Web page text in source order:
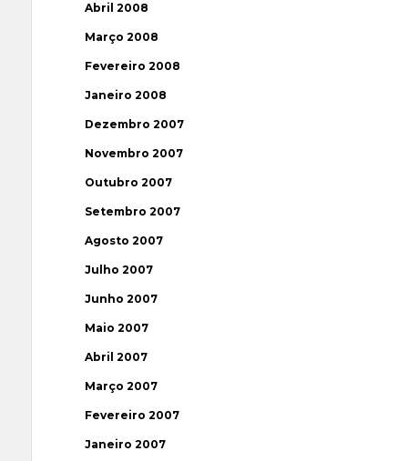
Abril 2008
Março 2008
Fevereiro 2008
Janeiro 2008
Dezembro 2007
Novembro 2007
Outubro 2007
Setembro 2007
Agosto 2007
Julho 2007
Junho 2007
Maio 2007
Abril 2007
Março 2007
Fevereiro 2007
Janeiro 2007